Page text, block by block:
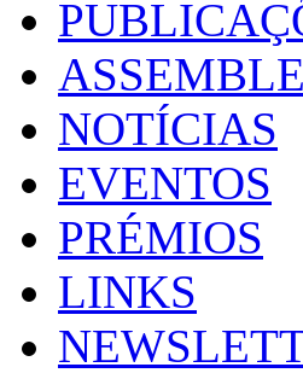
NOTÍCIAS
EVENTOS
PRÉMIOS
LINKS